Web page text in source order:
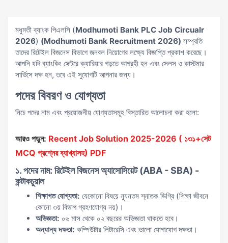
মধুমতী ব্যাংক পিএলসি (Modhumoti Bank PLC Job Circualr
2026) (Modhumoti Bank Recruitment 2026) সম্প্রতি
তাদের রিটেইল বিজনেস বিভাগে জনবল নিয়োগের লক্ষ্যে বিজ্ঞপ্তি প্রকাশ করেছে।
আপনি যদি ব্যাংকিং সেক্টরে ক্যারিয়ার গড়তে আগ্রহী হন এবং সেলস ও কাস্টমার
সার্ভিসে দক্ষ হন, তবে এই সুযোগটি আপনার জন্য।
পদের বিবরণ ও যোগ্যতা
নিচে পদের নাম এবং প্রয়োজনীয় যোগ্যতাসমূহ বিস্তারিত আলোচনা করা হলো:
আরও পড়ুন: Recent Job Solution 2025-2026 ( ১৩১+সেট
MCQ প্রশ্নের ব্যাখ্যাসহ) PDF
১. পদের নাম: রিটেইল বিজনেস অ্যাসোসিয়েট (ABA - SBA) -
কন্টাকচুয়াল
শিক্ষাগত যোগ্যতা: যেকোনো বিষয়ে ন্যূনতম স্নাতক ডিগ্রি (শিক্ষা জীবনে
কোনো ৩য় বিভাগ গ্রহণযোগ্য নয়)।
অভিজ্ঞতা: ০৬ মাস থেকে ০২ বছরের অভিজ্ঞতা থাকতে হবে।
অন্যান্য দক্ষতা: কম্পিউটার লিটারেসি এবং ভালো যোগাযোগ দক্ষতা।